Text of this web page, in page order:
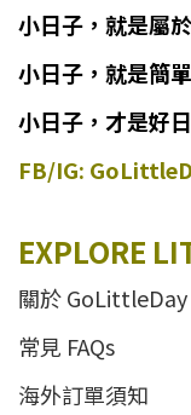
小日子 ， 就是屬
小日子 ， 就是簡單
小日子，才是好
FB/IG:
EXPLORE
關於 GoLittleDay
常見 FAQs
海外訂單須知